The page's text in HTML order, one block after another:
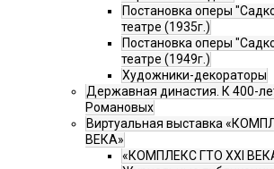
Постановка оперы
театре (1935г.)
Постановка оперы
театре (1949г.)
Художники-декораторы
Державная династия. К 400-
Романовых
Виртуальная выставка
ВЕКА»
«КОМПЛЕКС ГТО XXI